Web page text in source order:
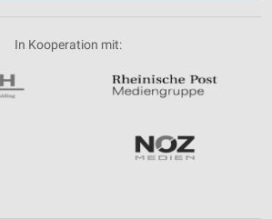
In Kooperation mit: